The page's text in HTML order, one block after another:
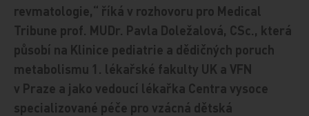
revmatologie,“ říká v rozhovoru pro Medical
Tribune prof. MUDr. Pavla Doležalová, CSc., která
působí na Klinice pediatrie a dědičných poruch
metabolismu 1. lékařské fakulty UK a VFN
v Praze a jako vedoucí lékařka Centra vysoce
specializované péče pro vzácná dětská